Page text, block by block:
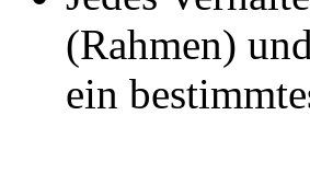
(Rahmen)
ein